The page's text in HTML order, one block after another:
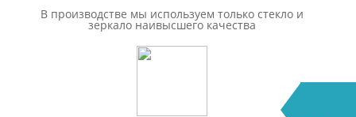
В производстве мы используем только стекло и
зеркало наивысшего качества